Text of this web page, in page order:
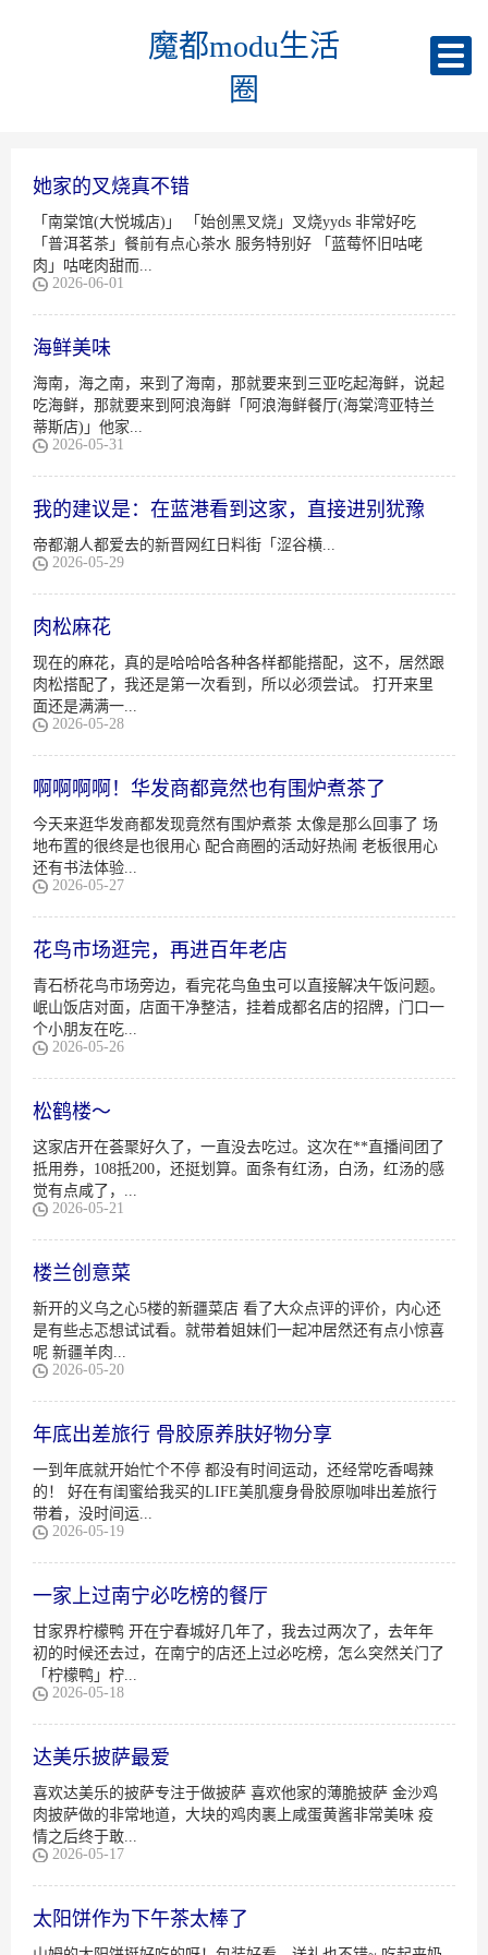
魔都modu生活
圈
她家的叉烧真不错
「南棠馆(大悦城店)」 「始创黑叉烧」叉烧yyds 非常好吃
「普洱茗茶」餐前有点心茶水 服务特别好 「蓝莓怀旧咕咾
肉」咕咾肉甜而...
2026-06-01
海鲜美味
海南，海之南，来到了海南，那就要来到三亚吃起海鲜，说起
吃海鲜，那就要来到阿浪海鲜「阿浪海鲜餐厅(海棠湾亚特兰
蒂斯店)」他家...
2026-05-31
我的建议是：在蓝港看到这家，直接进别犹豫
帝都潮人都爱去的新晋网红日料街「涩谷横...
2026-05-29
肉松麻花
现在的麻花，真的是哈哈哈各种各样都能搭配，这不，居然跟
肉松搭配了，我还是第一次看到，所以必须尝试。 打开来里
面还是满满一...
2026-05-28
啊啊啊啊！华发商都竟然也有围炉煮茶了
今天来逛华发商都发现竟然有围炉煮茶 太像是那么回事了 场
地布置的很终是也很用心 配合商圈的活动好热闹 老板很用心
还有书法体验...
2026-05-27
花鸟市场逛完，再进百年老店
青石桥花鸟市场旁边，看完花鸟鱼虫可以直接解决午饭问题。
岷山饭店对面，店面干净整洁，挂着成都名店的招牌，门口一
个小朋友在吃...
2026-05-26
松鹤楼～
这家店开在荟聚好久了，一直没去吃过。这次在**直播间团了
抵用券，108抵200，还挺划算。面条有红汤，白汤，红汤的感
觉有点咸了，...
2026-05-21
楼兰创意菜
新开的义乌之心5楼的新疆菜店 看了大众点评的评价，内心还
是有些忐忑想试试看。就带着姐妹们一起冲居然还有点小惊喜
呢 新疆羊肉...
2026-05-20
年底出差旅行 骨胶原养肤好物分享
一到年底就开始忙个不停 都没有时间运动，还经常吃香喝辣
的！ 好在有闺蜜给我买的LIFE美肌瘦身骨胶原咖啡出差旅行
带着，没时间运...
2026-05-19
一家上过南宁必吃榜的餐厅
甘家界柠檬鸭 开在宁春城好几年了，我去过两次了，去年年
初的时候还去过，在南宁的店还上过必吃榜，怎么突然关门了
「柠檬鸭」柠...
2026-05-18
达美乐披萨最爱
喜欢达美乐的披萨专注于做披萨 喜欢他家的薄脆披萨 金沙鸡
肉披萨做的非常地道，大块的鸡肉裹上咸蛋黄酱非常美味 疫
情之后终于敢...
2026-05-17
太阳饼作为下午茶太棒了